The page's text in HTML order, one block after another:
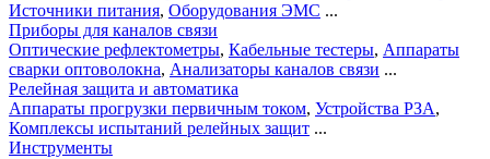
Источники питания, Оборудования ЭМС ...
Приборы для каналов связи
Оптические рефлектометры, Кабельные тестеры, Аппараты
сварки оптоволокна, Анализаторы каналов связи ...
Релейная защита и автоматика
Аппараты прогрузки первичным током, Устройства РЗА,
Комплексы испытаний релейных защит ...
Инструменты